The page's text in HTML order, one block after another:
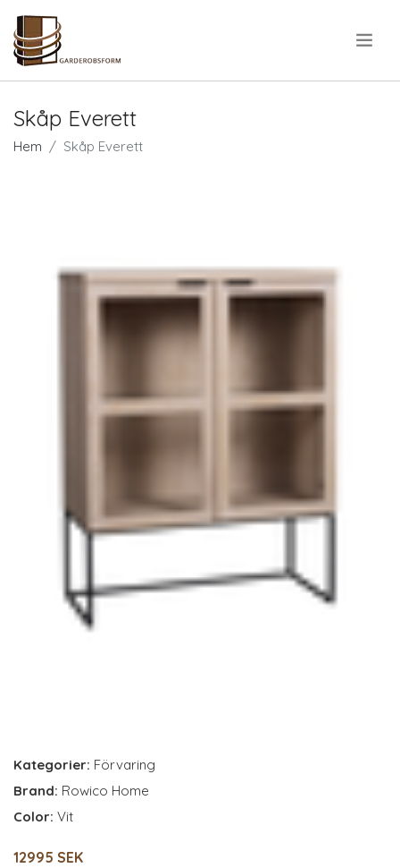
Skåp Everett
Hem Skåp Everett
Kategorier: Förvaring
Brand: Rowico Home
Color: Vit
12995 SEK